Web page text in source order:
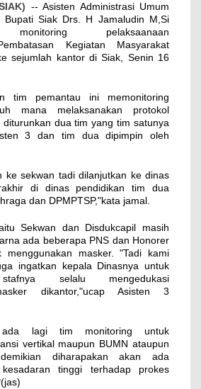
-- Asisten Administrasi Umum
Bupati Siak Drs. H Jamaludin M,Si
monitoring pelaksaanaan
Kegiatan Masyarakat
sejumlah kantor di Siak, Senin 16
tim pemantau ini memonitoring
mana melaksanakan protokol
diturunkan dua tim yang tim satunya
3 dan tim dua dipimpin oleh
ke sekwan tadi dilanjutkan ke dinas
di dinas pendidikan tim dua
dan DPMPTSP,"kata jamal.
Sekwan dan Disdukcapil masih
ada beberapa PNS dan Honorer
menggunakan masker. "Tadi kami
ingatkan kepala Dinasnya untuk
stafnya selalu mengedukasi
dikantor,"ucap Asisten 3
lagi tim monitoring untuk
vertikal maupun BUMN ataupun
diharapakan akan ada
tinggi terhadap prokes